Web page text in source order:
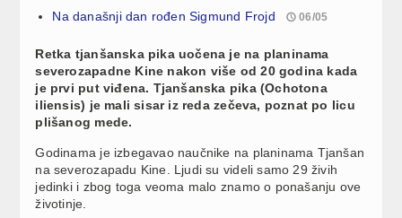
Na današnji dan rođen Sigmund Frojd 06/05
Retka tjanšanska pika uočena je na planinama
severozapadne Kine nakon više od 20 godina kada
je prvi put viđena. Tjanšanska pika (Ochotona
iliensis) je mali sisar iz reda zečeva, poznat po licu
plišanog mede.
Godinama je izbegavao naučnike na planinama Tjanšan
na severozapadu Kine. Ljudi su videli samo 29 živih
jedinki i zbog toga veoma malo znamo o ponašanju ove
životinje.